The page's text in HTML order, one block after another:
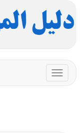
Toggle
navigation